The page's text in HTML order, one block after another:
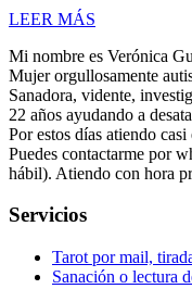
LEER MÁS
Mi nombre es Verónica
Mujer orgullosamente
Sanadora, vidente,
22 años ayudando a
Por estos días atiendo
Puedes contactarme por
hábil). Atiendo con hora
Servicios
Tarot por mail,
Sanación o lectura